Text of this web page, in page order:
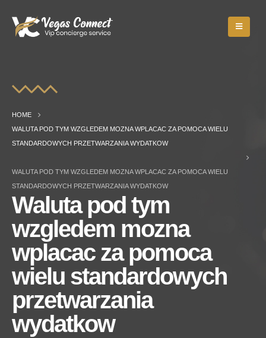
HOME
WALUTA POD TYM WZGLEDEM MOZNA WPLACAC ZA POMOCA WIELU
STANDARDOWYCH PRZETWARZANIA WYDATKOW
WALUTA POD TYM WZGLEDEM MOZNA WPLACAC ZA POMOCA WIELU
STANDARDOWYCH PRZETWARZANIA WYDATKOW
Waluta pod tym
wzgledem mozna
wplacac za pomoca
wielu standardowych
przetwarzania
wydatkow